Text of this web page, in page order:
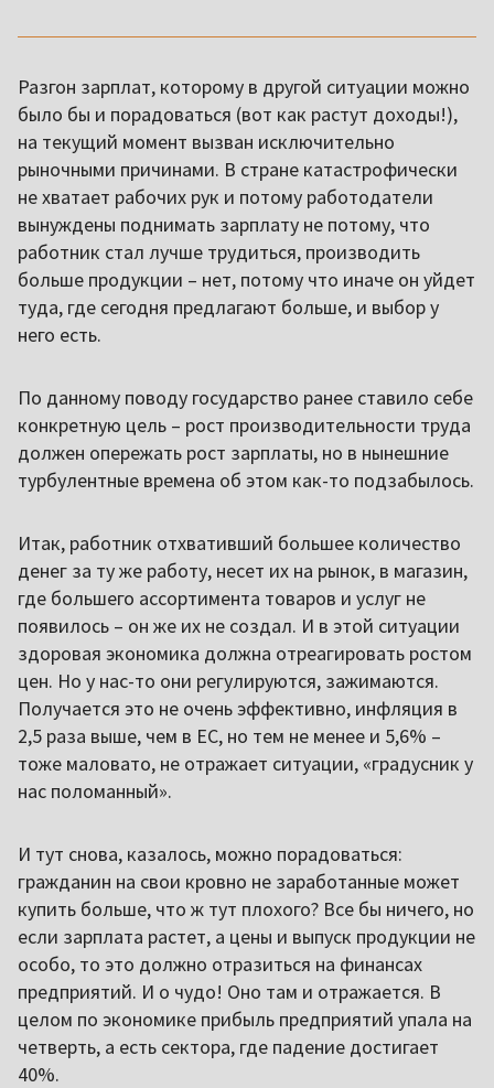
Разгон зарплат, которому в другой ситуации можно
было бы и порадоваться (вот как растут доходы!),
на текущий момент вызван исключительно
рыночными причинами. В стране катастрофически
не хватает рабочих рук и потому работодатели
вынуждены поднимать зарплату не потому, что
работник стал лучше трудиться, производить
больше продукции – нет, потому что иначе он уйдет
туда, где сегодня предлагают больше, и выбор у
него есть.
По данному поводу государство ранее ставило себе
конкретную цель – рост производительности труда
должен опережать рост зарплаты, но в нынешние
турбулентные времена об этом как-то подзабылось.
Итак, работник отхвативший большее количество
денег за ту же работу, несет их на рынок, в магазин,
где большего ассортимента товаров и услуг не
появилось – он же их не создал. И в этой ситуации
здоровая экономика должна отреагировать ростом
цен. Но у нас-то они регулируются, зажимаются.
Получается это не очень эффективно, инфляция в
2,5 раза выше, чем в ЕС, но тем не менее и 5,6% –
тоже маловато, не отражает ситуации, «градусник у
нас поломанный».
И тут снова, казалось, можно порадоваться:
гражданин на свои кровно не заработанные может
купить больше, что ж тут плохого? Все бы ничего, но
если зарплата растет, а цены и выпуск продукции не
особо, то это должно отразиться на финансах
предприятий. И о чудо! Оно там и отражается. В
целом по экономике прибыль предприятий упала на
четверть, а есть сектора, где падение достигает
40%.